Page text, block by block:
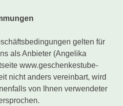
gelten für
als Anbieter (Angelika
www.geschenkestube-
nicht anders vereinbart, wird
von Ihnen verwendeter